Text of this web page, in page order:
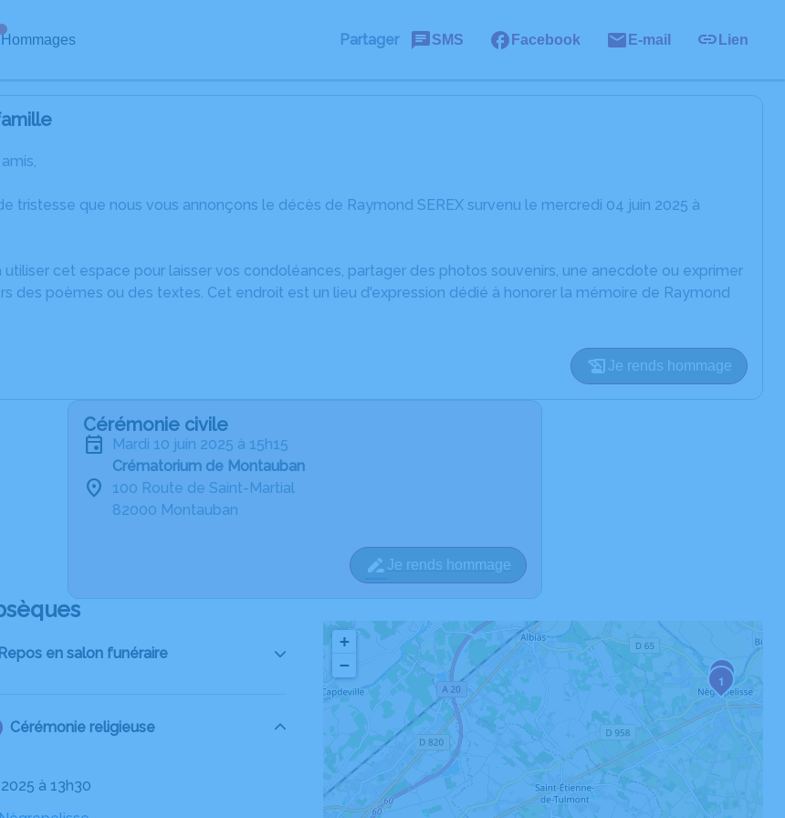
Hommages Partager SMS Facebook E-mail Lien
tristesse que nous vous annonçons le décès de Raymond SEREX survenu le mercredi 04 juin 2025 à
utiliser cet espace pour laisser vos condoléances, partager des photos souvenirs, une anecdote ou exprimer
des poèmes ou des textes. Cet endroit est un lieu d'expression dédié à honorer la mémoire de Raymond
Je rends hommage
Cérémonie civile
mardi 10 juin 2025 à 15h15
Crématorium de Montauban
100 Route de Saint-Martial
82000 Montauban
Je rends hommage
Repos en salon funéraire
Cérémonie religieuse
2025 à 13h30
12
+
−